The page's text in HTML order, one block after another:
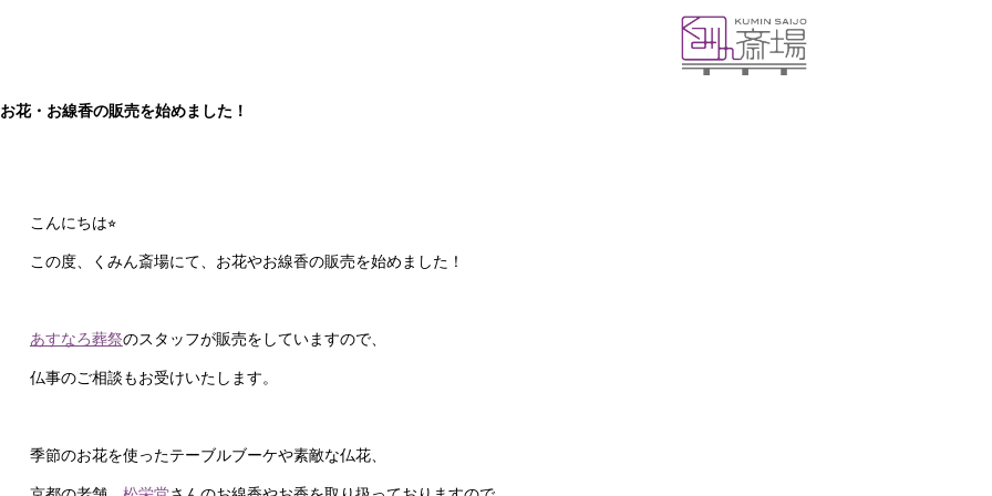
お花・お線香の販売を始めました！
こんにちは⭐︎
この度、くみん斎場にて、お花やお線香の販売を始めました！
あすなろ葬祭のスタッフが販売をしていますので、
仏事のご相談もお受けいたします。
季節のお花を使ったテーブルブーケや素敵な仏花、